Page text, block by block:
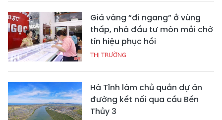
Giá vàng “đi ngang” ở vùng
thấp, nhà đầu tư mòn mỏi chờ
tín hiệu phục hồi
THỊ TRƯỜNG
Hà Tĩnh làm chủ quản dự án
đường kết nối qua cầu Bến
Thủy 3